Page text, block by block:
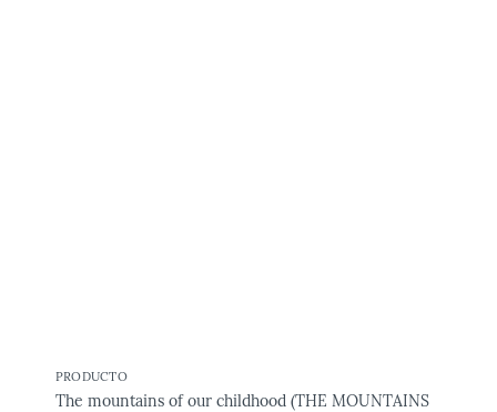
PRODUCTO
The mountains of our childhood (THE MOUNTAINS